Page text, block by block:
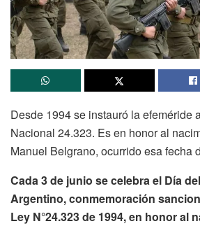
Desde 1994 se instauró la efeméride
Nacional 24.323. Es en honor al
Manuel Belgrano, ocurrido esa fecha
Cada 3 de junio se celebra el Día
Argentino, conmemoración
Ley N°24.323 de 1994, en honor al